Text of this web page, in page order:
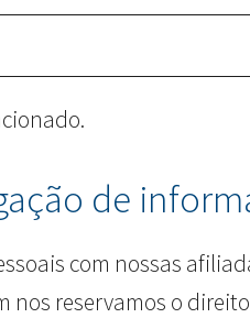
de
com nossas
nos reservamos o